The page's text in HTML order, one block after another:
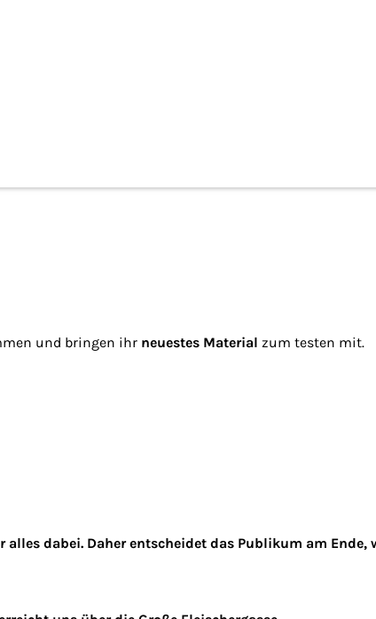
und bringen ihr neuestes Material zum testen mit.
dabei. Daher entscheidet das Publikum am Ende,